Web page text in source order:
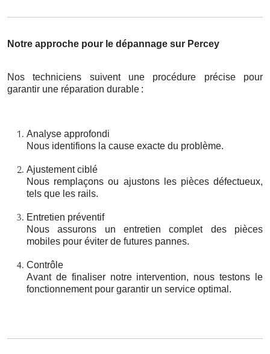
Notre approche pour le dépannage sur Percey
Nos techniciens suivent une procédure précise pour
garantir une réparation durable :
Analyse approfondi
Nous identifions la cause exacte du problème.
Ajustement ciblé
Nous remplaçons ou ajustons les pièces défectueux,
tels que les rails.
Entretien préventif
Nous assurons un entretien complet des pièces
mobiles pour éviter de futures pannes.
Contrôle
Avant de finaliser notre intervention, nous testons le
fonctionnement pour garantir un service optimal.